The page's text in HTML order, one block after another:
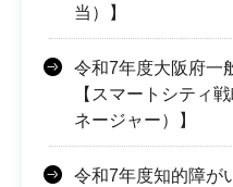
当）】
令和7年度大阪府一
【スマートシティ
ネージャー）】
令和7年度知的障が